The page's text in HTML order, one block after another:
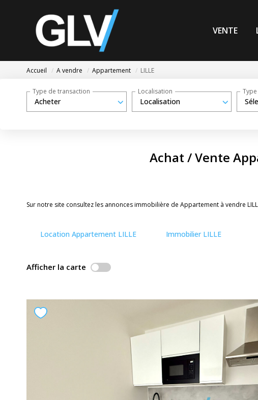
VENTE
Accueil A vendre Appartement LILLE
Acheter
Type de transaction
Localisation
Localisation
Achat / Vente
Sur notre site consultez les annonces immobilière de Appartement à vendre
Location Appartement LILLE Immobilier LILLE
Afficher la carte